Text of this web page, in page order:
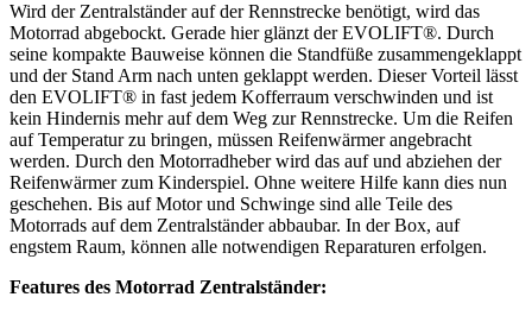
Wird der Zentralständer auf der Rennstrecke benötigt, wird das
Motorrad abgebockt. Gerade hier glänzt der EVOLIFT®. Durch
seine kompakte Bauweise können die Standfüße zusammengeklappt
und der Stand Arm nach unten geklappt werden. Dieser Vorteil lässt
den EVOLIFT® in fast jedem Kofferraum verschwinden und ist
kein Hindernis mehr auf dem Weg zur Rennstrecke. Um die Reifen
auf Temperatur zu bringen, müssen Reifenwärmer angebracht
werden. Durch den Motorradheber wird das auf und abziehen der
Reifenwärmer zum Kinderspiel. Ohne weitere Hilfe kann dies nun
geschehen. Bis auf Motor und Schwinge sind alle Teile des
Motorrads auf dem Zentralständer abbaubar. In der Box, auf
engstem Raum, können alle notwendigen Reparaturen erfolgen.
Features des Motorrad Zentralständer: